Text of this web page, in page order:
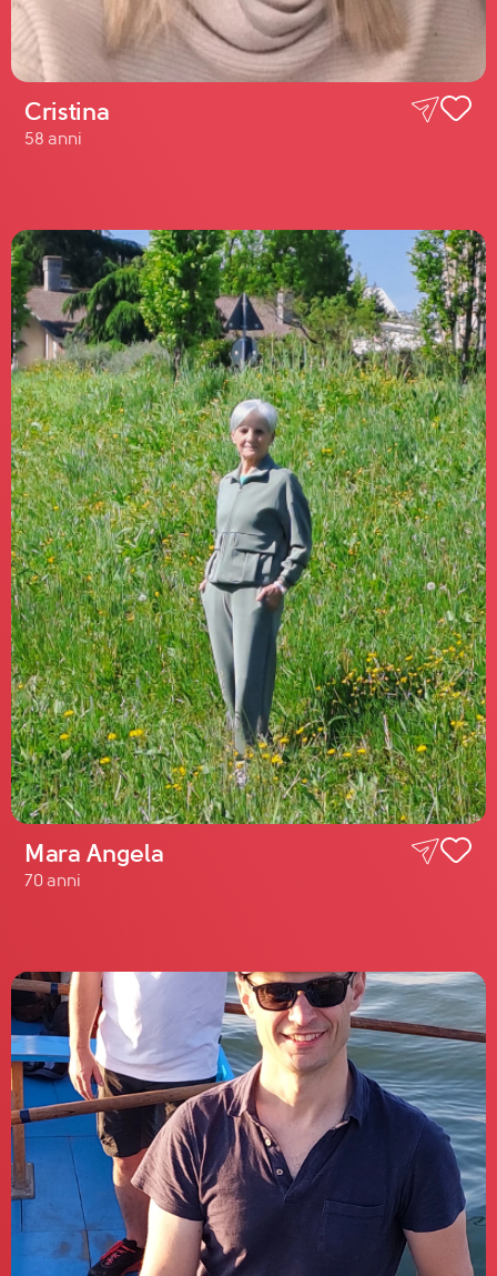
Cristina
58 anni
Mara Angela
70 anni